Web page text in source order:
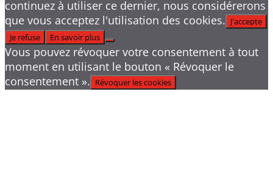
continuez à utiliser ce dernier, nous considérerons
que vous acceptez l'utilisation des cookies. J'accepte
Je refuse
En savoir plus
Vous pouvez révoquer votre consentement à tout
moment en utilisant le bouton « Révoquer le
consentement ». Révoquer les cookies